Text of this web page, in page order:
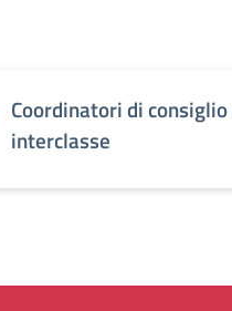
Coordinatori di
interclasse